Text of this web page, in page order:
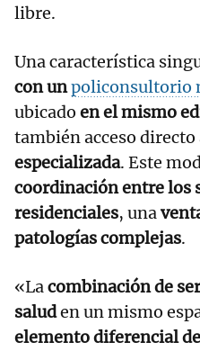
libre.
Una característica
con unpoliconsultorio
ubicado en el mismo
también acceso directo
especializada. Este
coordinación entre los
residenciales, una
patologías complejas.
«Lacombinación de
saluden un mismo
elemento diferencial